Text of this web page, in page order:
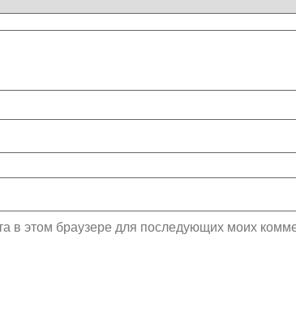
в этом браузере для последующих моих